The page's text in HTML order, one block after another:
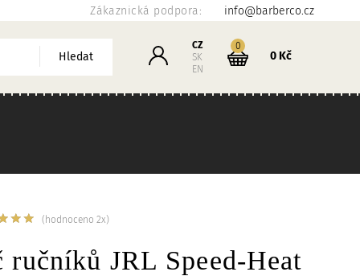
Zákaznická podpora: info@barberco.cz
Hledat Přihlášení
CZ
SK
EN
Košík
0kusů
0 Kč
ručníků JRL Speed-Heat
(hodnoceno 2x)